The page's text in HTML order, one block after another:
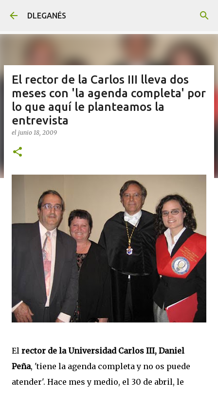
DLEGANÉS
El rector de la Carlos III lleva dos
meses con 'la agenda completa' por
lo que aquí le planteamos la
entrevista
el junio 18, 2009
El rector de la Universidad Carlos III, Daniel
Peña, 'tiene la agenda completa y no os puede
atender'. Hace mes y medio, el 30 de abril, le